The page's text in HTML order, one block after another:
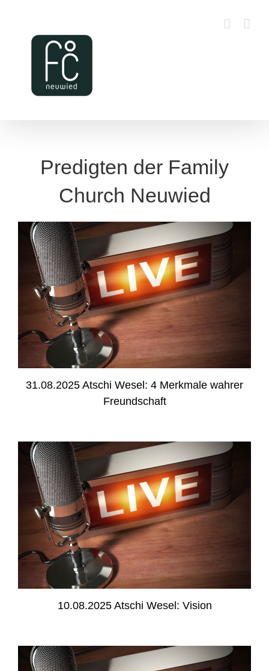
springen
Predigten der Family
Church Neuwied
31.08.2025 Atschi Wesel: 4 Merkmale wahrer
Freundschaft
10.08.2025 Atschi Wesel: Vision